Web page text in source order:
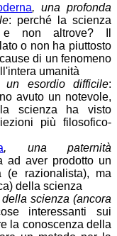
, una profonda
: perché la scienza
non altrove? Il
o non ha piuttosto
di un fenomeno
umanità
un esordio difficile:
avuto un notevole,
scienza ha visto
più filosofico-
, una paternità
ad aver prodotto un
(e razionalista), ma
della scienza
scienza (ancora
interessanti sui
la conoscenza della